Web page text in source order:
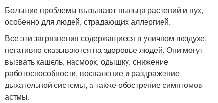
Большие проблемы вызывают пыльца растений и пух,
особенно для людей, страдающих аллергией.
Все эти загрязнения содержащиеся в уличном воздухе,
негативно сказываются на здоровье людей. Они могут
вызвать кашель, насморк, одышку, снижение
работоспособности, воспаление и раздражение
дыхательной системы, а также обострение симптомов
астмы.